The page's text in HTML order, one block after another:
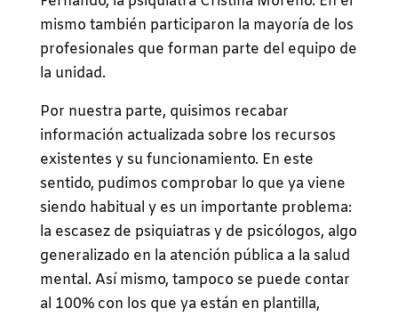
mismo también participaron la mayoría de los
profesionales que forman parte del equipo de
la unidad.
Por nuestra parte, quisimos recabar
información actualizada sobre los recursos
existentes y su funcionamiento. En este
sentido, pudimos comprobar lo que ya viene
siendo habitual y es un importante problema:
la escasez de psiquiatras y de psicólogos, algo
generalizado en la atención pública a la salud
mental. Así mismo, tampoco se puede contar
al 100% con los que ya están en plantilla,